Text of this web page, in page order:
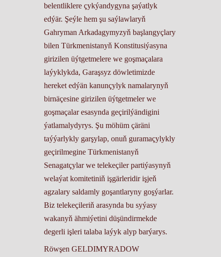
belentliklere çykýandygyna şaýatlyk
edýär. Şeýle hem şu saýlawlaryň
Gahryman Arkadagymyzyň başlangyçlary
bilen Türkmenistanyň Konstitusiýasyna
girizilen üýtgetmelere we goşmaçalara
laýyklykda, Garaşsyz döwletimizde
hereket edýän kanunçylyk namalarynyň
birnäçesine girizilen üýtgetmeler we
goşmaçalar esasynda geçirilýändigini
ýatlamalydyrys. Şu möhüm çäräni
taýýarlykly garşylap, onuň guramaçylykly
geçirilmegine Türkmenistanyň
Senagatçylar we telekeçiler partiýasynyň
welaýat komitetiniň işgärleridir işjeň
agzalary saldamly goşantlaryny goşýarlar.
Biz telekeçileriň arasynda bu syýasy
wakanyň ähmiýetini düşündirmekde
degerli işleri talaba laýyk alyp barýarys.
Röwşen GELDIMYRADOW